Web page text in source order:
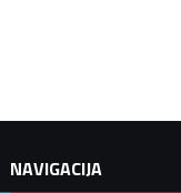
NAVIGACIJA